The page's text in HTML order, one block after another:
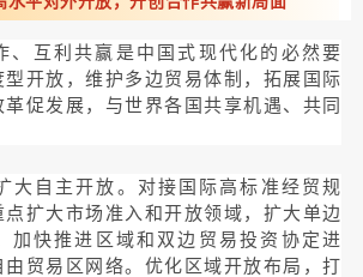
、互利共赢是中国式现代化的必然要
开放，维护多边贸易体制，拓展国际
促发展，与世界各国共享机遇、共同
大自主开放。对接国际高标准经贸规
扩大市场准入和开放领域，扩大单边
加快推进区域和双边贸易投资协定进
贸易区网络。优化区域开放布局，打